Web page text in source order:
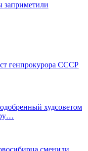
заприметили
генпрокурора СССР
худсоветом
сменили